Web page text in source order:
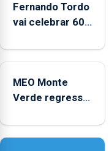
Fernando Tordo
vai celebrar 60
no Coliseu
MEO Monte
Verde regressa
acessibilidade